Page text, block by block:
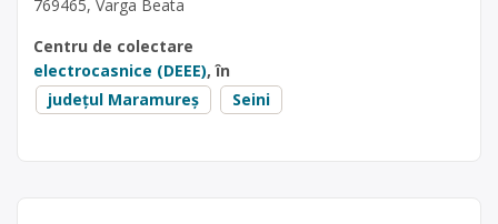
769465, Varga Beata
Centru de colectare
electrocasnice (DEEE), în
județul Maramureș
Seini